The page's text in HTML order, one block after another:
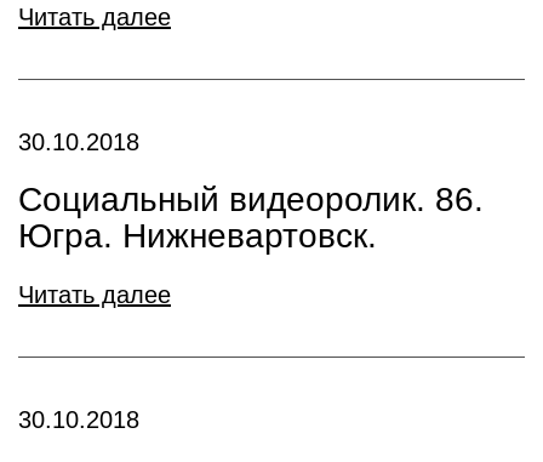
Читать далее
30.10.2018
Социальный видеоролик. 86.
Югра. Нижневартовск.
Читать далее
30.10.2018